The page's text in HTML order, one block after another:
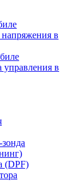
в
управления в
(DPF)